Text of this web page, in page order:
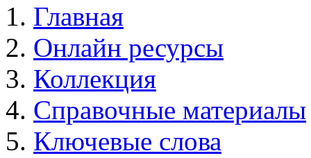
Главная
Онлайн ресурсы
Коллекция
Справочные материалы
Ключевые слова